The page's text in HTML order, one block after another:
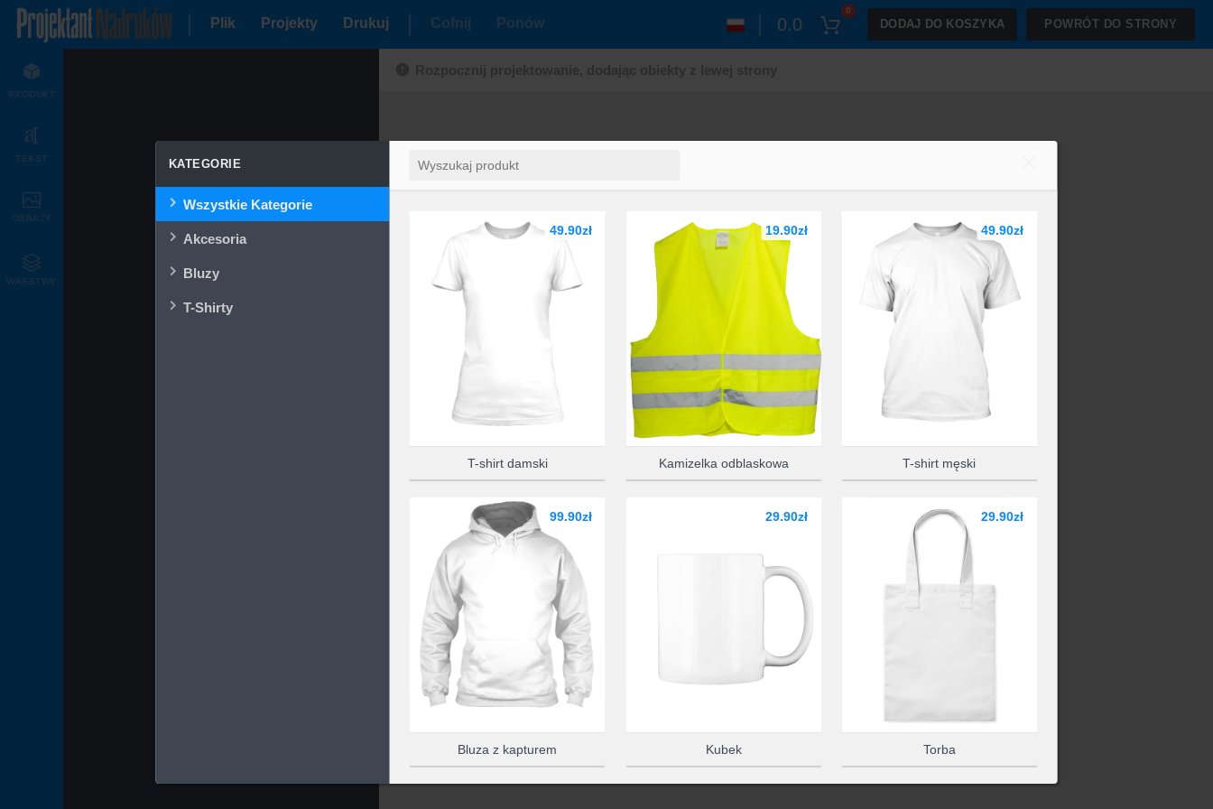
Plik Projekty Drukuj Cofnij Ponów 0.0
0
DODAJ DO KOSZYKA POWRÓT DO STRONY
PRODUKT
TEKST
OBRAZY
WARSTWY
WYBIERZ PRODUKT
KATEGORIE
Wszystkie Kategorie
Akcesoria
Bluzy
T-Shirty
T-shirt damski
49.90zł
Kamizelka odblaskowa
19.90zł
T-shirt męski
49.90zł
Bluza z kapturem
99.90zł
Kubek
29.90zł
Torba
29.90zł